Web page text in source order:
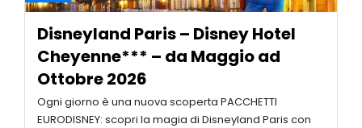
Disneyland Paris – Disney Hotel
Cheyenne*** – da Maggio ad
Ottobre 2026
Ogni giorno è una nuova scoperta PACCHETTI
EURODISNEY: scopri la magia di Disneyland Paris con